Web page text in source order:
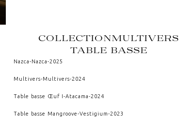
COLLECTIONMULTIVERS
TABLE BASSE
Nazca- Nazca-2025
Multivers-Multivers-2024
Table basse Œuf I -Atacama-2024
Table basse Mangroove-Vestigium-2023